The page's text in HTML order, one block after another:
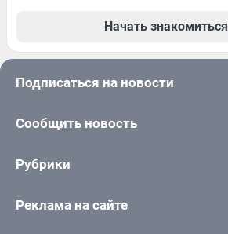
Начать знакомиться
Подписаться на новости
Сообщить новость
Рубрики
Реклама на сайте